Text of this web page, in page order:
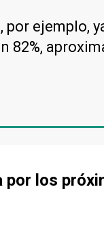
ejemplo,
82%,
por los